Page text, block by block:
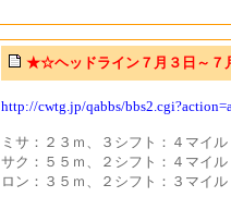
★☆ヘッドライン７月３日～７
http://cwtg.jp/qabbs/
ミサ：２３ｍ、３シフト：４マイル
サク：５５ｍ、２シフト：４マイル
ロン：３５ｍ、２シフト：３マイル